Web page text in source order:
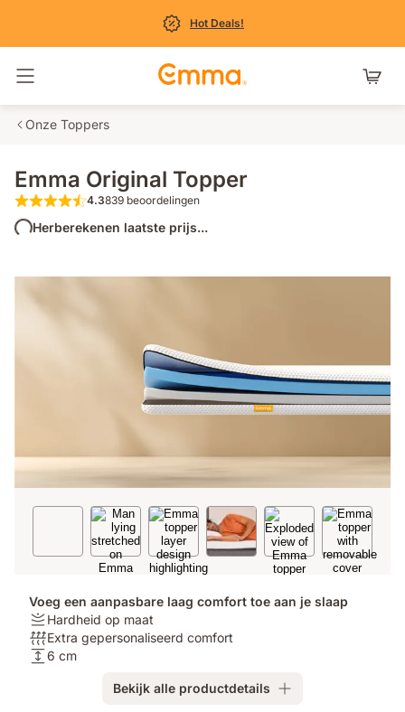
Hot Deals!
Navigatie in- en uitschakelen
Onze Toppers
Emma Original Topper
4.3 van de 5 sterren 839 beoordelingen
4.3839 beoordelingen
Herberekenen laatste prijs...
Voeg een aanpasbare laag comfort toe aan je slaap
Stijfheid:
Hardheid
op
Hardheid op maat
Ademend
vermogen:
gepersonaliseerd
Extra gepersonaliseerd comfort
Hoogte:
6 cm
Bekijk alle productdetails